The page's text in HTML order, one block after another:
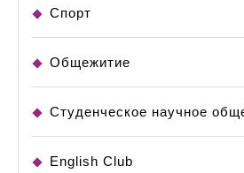
Спорт
Общежитие
Студенческое научное
English Club